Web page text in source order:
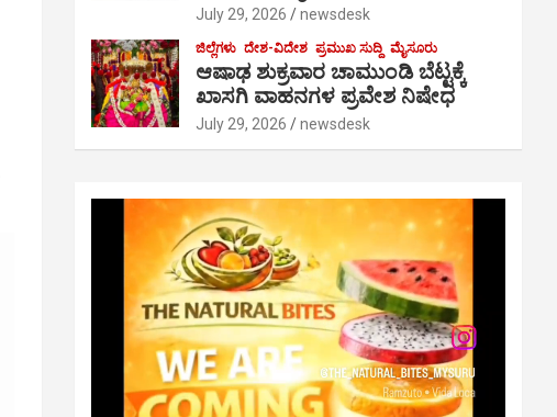
July 29, 2026 newsdesk
ಜಿಲ್ಲೆಗಳು ದೇಶ-ವಿದೇಶ ಪ್ರಮುಖ ಸುದ್ದಿ ಮೈಸೂರು
ಆಷಾಢ ಶುಕ್ರವಾರ ಚಾಮುಂಡಿ ಬೆಟ್ಟಕ್ಕೆ
ಖಾಸಗಿ ವಾಹನಗಳ ಪ್ರವೇಶ ನಿಷೇಧ
July 29, 2026 newsdesk